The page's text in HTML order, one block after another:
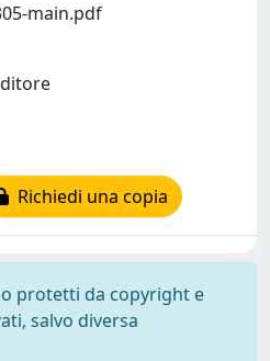
main.pdf
Richiedi una copia
protetti da copyright e
salvo diversa